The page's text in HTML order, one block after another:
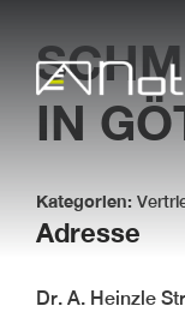
IN
Kategorien:
Adresse
Dr. A. Heinzle